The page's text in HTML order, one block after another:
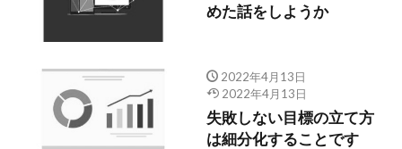
めた話をしようか
2022年4月13日
2022年4月13日
失敗しない目標の立て方
は細分化することです